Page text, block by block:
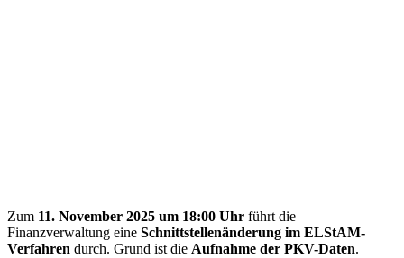
Zum 11. November 2025 um 18:00 Uhr führt die
Finanzverwaltung eine Schnittstellenänderung im ELStAM-
Verfahren durch. Grund ist die Aufnahme der PKV-Daten.